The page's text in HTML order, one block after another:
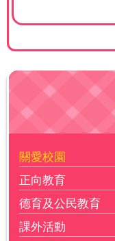
關愛校園
正向教育
德育及公民教育
課外活動